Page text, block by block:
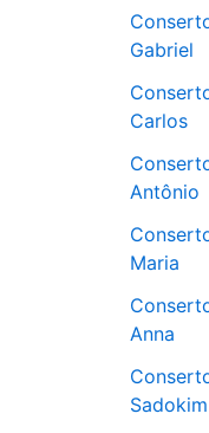
Gabriel
Carlos
Antônio
Maria
Anna
Sadokim